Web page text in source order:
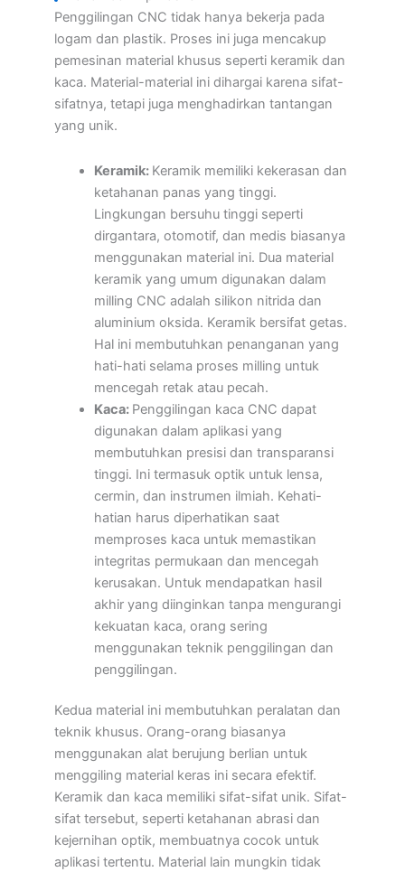
Penggilingan CNC tidak hanya bekerja pada
logam dan plastik. Proses ini juga mencakup
pemesinan material khusus seperti keramik dan
kaca. Material-material ini dihargai karena sifat-
sifatnya, tetapi juga menghadirkan tantangan
yang unik.
Keramik: Keramik memiliki kekerasan dan
ketahanan panas yang tinggi.
Lingkungan bersuhu tinggi seperti
dirgantara, otomotif, dan medis biasanya
menggunakan material ini. Dua material
keramik yang umum digunakan dalam
milling CNC adalah silikon nitrida dan
aluminium oksida. Keramik bersifat getas.
Hal ini membutuhkan penanganan yang
hati-hati selama proses milling untuk
mencegah retak atau pecah.
Kaca: Penggilingan kaca CNC dapat
digunakan dalam aplikasi yang
membutuhkan presisi dan transparansi
tinggi. Ini termasuk optik untuk lensa,
cermin, dan instrumen ilmiah. Kehati-
hatian harus diperhatikan saat
memproses kaca untuk memastikan
integritas permukaan dan mencegah
kerusakan. Untuk mendapatkan hasil
akhir yang diinginkan tanpa mengurangi
kekuatan kaca, orang sering
menggunakan teknik penggilingan dan
penggilingan.
Kedua material ini membutuhkan peralatan dan
teknik khusus. Orang-orang biasanya
menggunakan alat berujung berlian untuk
menggiling material keras ini secara efektif.
Keramik dan kaca memiliki sifat-sifat unik. Sifat-
sifat tersebut, seperti ketahanan abrasi dan
kejernihan optik, membuatnya cocok untuk
aplikasi tertentu. Material lain mungkin tidak